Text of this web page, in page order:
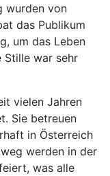
wurden von
das Publikum
um das Leben
Stille war sehr
vielen Jahren
Sie betreuen
in Österreich
werden in der
was alle